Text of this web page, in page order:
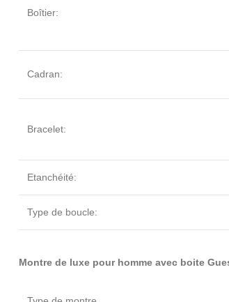
Boîtier:
Cadran:
Bracelet:
Etanchéité:
Type de boucle:
Montre de luxe pour homme avec boite